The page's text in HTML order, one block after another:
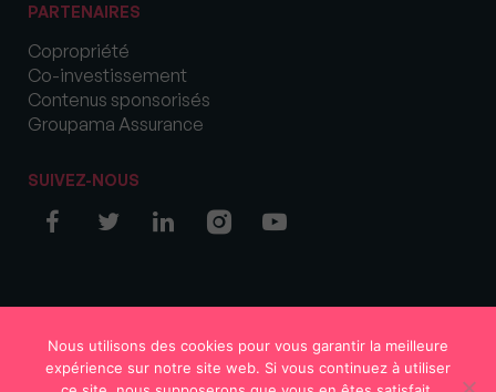
PARTENAIRES
Copropriété
Co-investissement
Contenus sponsorisés
Groupama Assurance
SUIVEZ-NOUS
Nous utilisons des cookies pour vous garantir la meilleure
expérience sur notre site web. Si vous continuez à utiliser